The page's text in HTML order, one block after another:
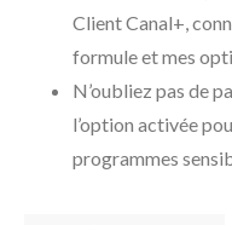
Client Canal+,
formule et mes
N’oubliez pas de
l’option activée
programmes